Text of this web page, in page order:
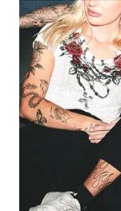
WN
NATUNA
WN
BINTAN
WN